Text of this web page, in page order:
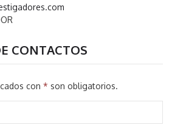
CONTACTOS
con * son obligatorios.